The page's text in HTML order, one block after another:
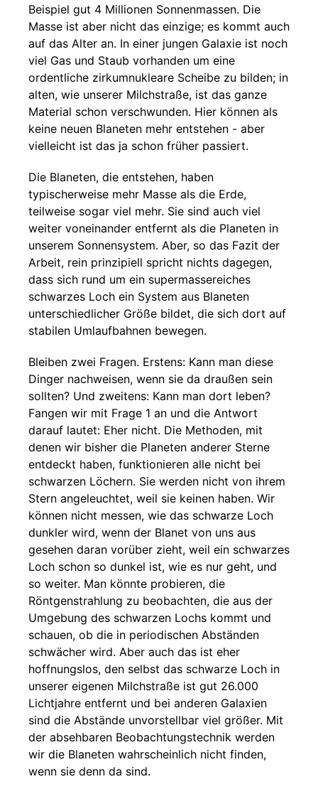
Beispiel gut 4 Millionen Sonnenmassen. Die
Masse ist aber nicht das einzige; es kommt auch
auf das Alter an. In einer jungen Galaxie ist noch
viel Gas und Staub vorhanden um eine
ordentliche zirkumnukleare Scheibe zu bilden; in
alten, wie unserer Milchstraße, ist das ganze
Material schon verschwunden. Hier können als
keine neuen Blaneten mehr entstehen - aber
vielleicht ist das ja schon früher passiert.
Die Blaneten, die entstehen, haben
typischerweise mehr Masse als die Erde,
teilweise sogar viel mehr. Sie sind auch viel
weiter voneinander entfernt als die Planeten in
unserem Sonnensystem. Aber, so das Fazit der
Arbeit, rein prinzipiell spricht nichts dagegen,
dass sich rund um ein supermassereiches
schwarzes Loch ein System aus Blaneten
unterschiedlicher Größe bildet, die sich dort auf
stabilen Umlaufbahnen bewegen.
Bleiben zwei Fragen. Erstens: Kann man diese
Dinger nachweisen, wenn sie da draußen sein
sollten? Und zweitens: Kann man dort leben?
Fangen wir mit Frage 1 an und die Antwort
darauf lautet: Eher nicht. Die Methoden, mit
denen wir bisher die Planeten anderer Sterne
entdeckt haben, funktionieren alle nicht bei
schwarzen Löchern. Sie werden nicht von ihrem
Stern angeleuchtet, weil sie keinen haben. Wir
können nicht messen, wie das schwarze Loch
dunkler wird, wenn der Blanet von uns aus
gesehen daran vorüber zieht, weil ein schwarzes
Loch schon so dunkel ist, wie es nur geht, und
so weiter. Man könnte probieren, die
Röntgenstrahlung zu beobachten, die aus der
Umgebung des schwarzen Lochs kommt und
schauen, ob die in periodischen Abständen
schwächer wird. Aber auch das ist eher
hoffnungslos, den selbst das schwarze Loch in
unserer eigenen Milchstraße ist gut 26.000
Lichtjahre entfernt und bei anderen Galaxien
sind die Abstände unvorstellbar viel größer. Mit
der absehbaren Beobachtungstechnik werden
wir die Blaneten wahrscheinlich nicht finden,
wenn sie denn da sind.